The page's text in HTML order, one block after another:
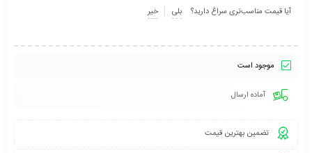
آیا قیمت مناسب‌تری سراغ دارید؟ بلی خیر
موجود است
آماده ارسال
تضمین بهترین قیمت